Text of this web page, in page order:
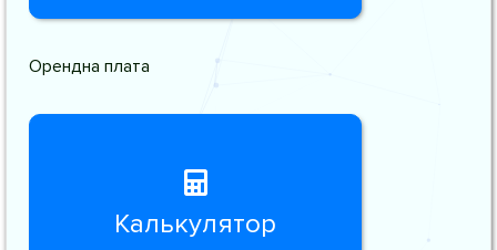
Орендна плата
Калькулятор